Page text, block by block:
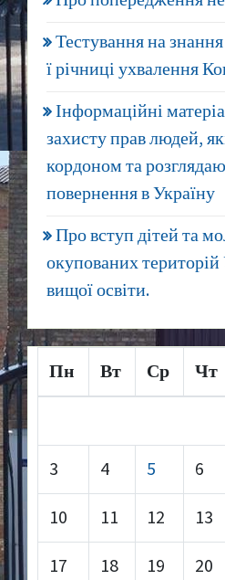
Тестування на
ї річниці ухвалення
Інформаційні
захисту прав людей,
кордоном та
повернення в Україну
Про вступ дітей та
окупованих територій
вищої освіти.
Пн Вт Ср Чт
3 4 5 6
10 11 12 13
17 18 19 20